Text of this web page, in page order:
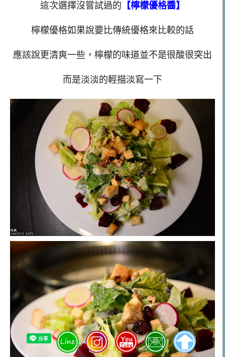
這次選擇沒嘗試過的 【檸檬優格醬】
檸檬優格如果說要比傳統優格來比較的話
應該說更清爽一些，檸檬的味道並不是很酸很突出
而是淡淡的輕描淡寫一下